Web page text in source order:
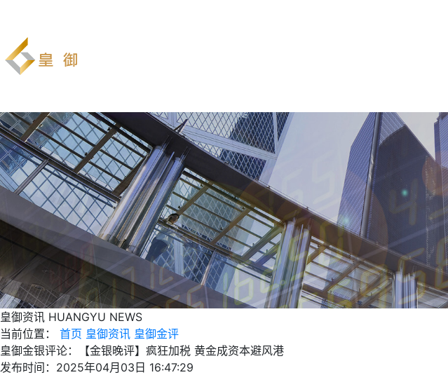
皇御资讯 HUANGYU NEWS
当前位置：
首页 皇御资讯 皇御金评
皇御金银评论：【金银晚评】疯狂加税 黄金成资本避风港
发布时间：2025年04月03日 16:47:29